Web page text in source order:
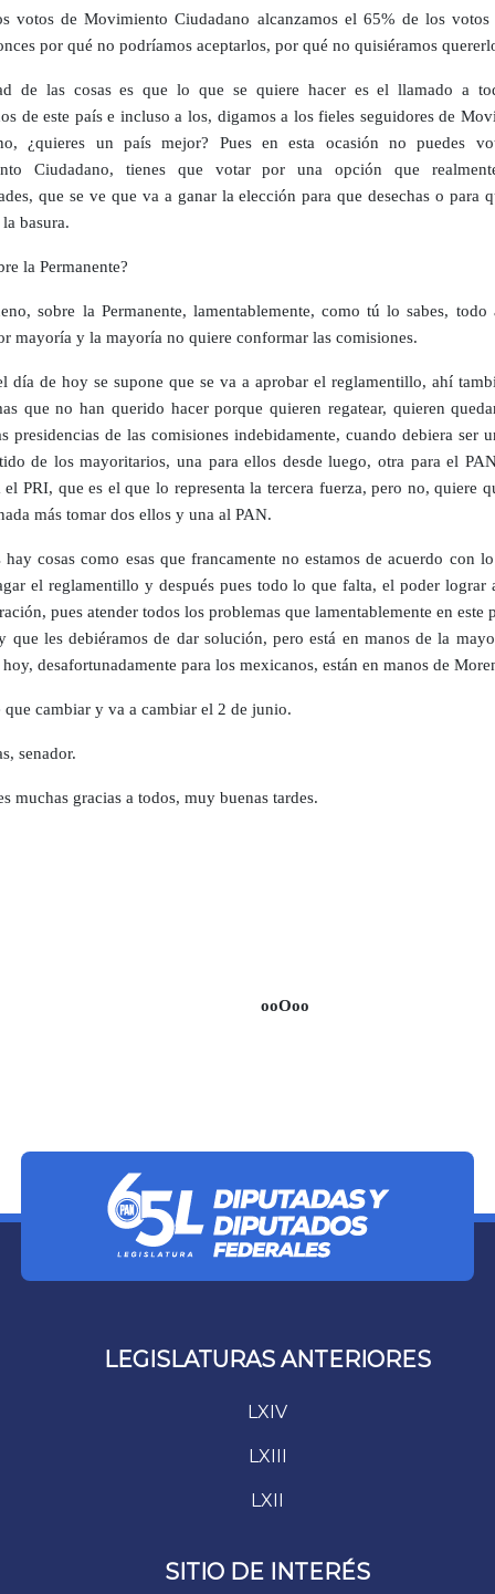
votos de Movimiento Ciudadano alcanzamos el 65% de los votos
por qué no podríamos aceptarlos, por qué no quisiéramos
de las cosas es que lo que se quiere hacer es el llamado a
de este país e incluso a los, digamos a los fieles seguidores de
¿quieres un país mejor? Pues en esta ocasión no puedes
Ciudadano, tienes que votar por una opción que
que se ve que va a ganar la elección para que desechas o para
basura.
la Permanente?
sobre la Permanente, lamentablemente, como tú lo sabes, todo
mayoría y la mayoría no quiere conformar las comisiones.
día de hoy se supone que se va a aprobar el reglamentillo, ahí
que no han querido hacer porque quieren regatear, quieren
presidencias de las comisiones indebidamente, cuando debiera ser
de los mayoritarios, una para ellos desde luego, otra para el
el PRI, que es el que lo representa la tercera fuerza, pero no, quiere
más tomar dos ellos y una al PAN.
hay cosas como esas que francamente no estamos de acuerdo con
el reglamentillo y después pues todo lo que falta, el poder lograr
pues atender todos los problemas que lamentablemente en este
que les debiéramos de dar solución, pero está en manos de la
desafortunadamente para los mexicanos, están en manos de
que cambiar y va a cambiar el 2 de junio.
senador.
muchas gracias a todos, muy buenas tardes.
ooOoo
LEGISLATURAS ANTERIORES
LXIV
LXIII
LXII
SITIO DE INTERÉS